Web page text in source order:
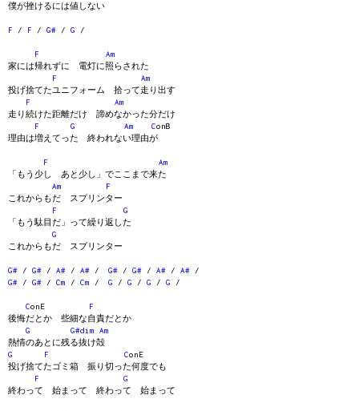
僕が挫けるには値しない
F / F / G# / G /
F
Am
家には帰れずに 電灯に照らされた
F
Am
投げ捨てたユニフォーム 拾って走り出す
F
Am
走り続けた距離だけ 諦めなかった分だけ
F
G Am ConB
理由は増えてった 終われない理由が
F
Am
「もう少し あと少し」でここまで来た
Am
F
これからもだ スプリンター
F
G
「もう駄目だ」って繰り返した
G
これからもだ スプリンター
G# / G# / A# / A# / G# / G# / A# / A# /
G# / G# / Cm / Cm / G / G / G / G /
ConE F
後悔だとか 些細な自責だとか
G
G#dim
Am
熱情のあとに残る抜け殻
G
F ConE
投げ捨てたゴミ箱 振り切った何度でも
F
G
終わって 始まって 終わって 始まって